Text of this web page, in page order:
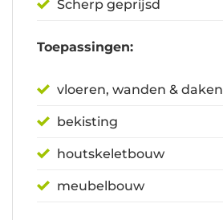
Scherp geprijsd
Toepassingen:
vloeren, wanden & daken
bekisting
houtskeletbouw
meubelbouw